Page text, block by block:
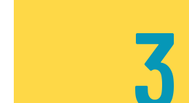
3